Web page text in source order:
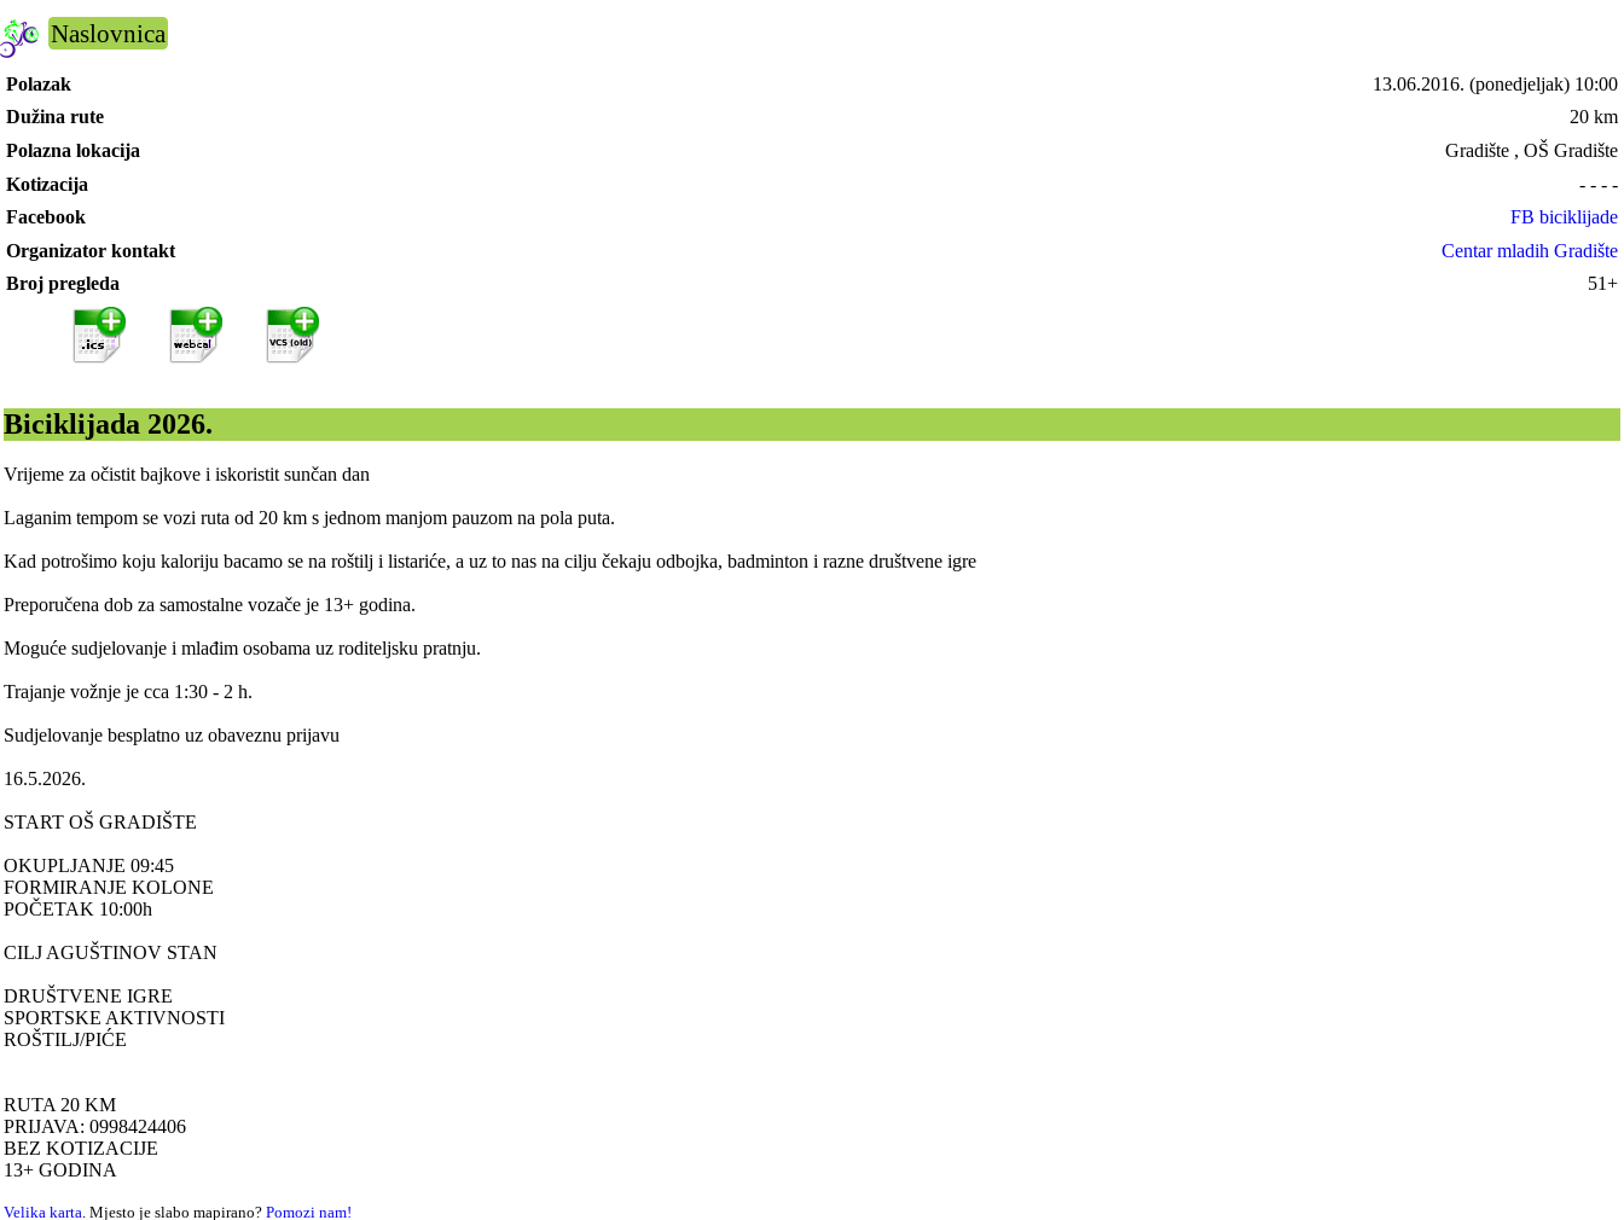
Naslovnica
Polazak 13.06.2016. (ponedjeljak) 10:00
Dužina rute
20 km
Polazna lokacija
Gradište , OŠ Gradište
Kotizacija
- - - -
Facebook
FB biciklijade
Organizator kontakt
Centar mladih Gradište
Broj pregleda
51+
Biciklijada 2026.
Vrijeme za očistit bajkove i iskoristit sunčan dan
Laganim tempom se vozi ruta od 20 km s jednom manjom pauzom na pola puta.
Kad potrošimo koju kaloriju bacamo se na roštilj i listariće, a uz to nas na cilju čekaju odbojka, badminton i razne društvene igre
Preporučena dob za samostalne vozače je 13+ godina.
Moguće sudjelovanje i mlađim osobama uz roditeljsku pratnju.
Trajanje vožnje je cca 1:30 - 2 h.
Sudjelovanje besplatno uz obaveznu prijavu
16.5.2026.
START OŠ GRADIŠTE
OKUPLJANJE 09:45
FORMIRANJE KOLONE
POČETAK 10:00h
CILJ AGUŠTINOV STAN
DRUŠTVENE IGRE
SPORTSKE AKTIVNOSTI
ROŠTILJ/PIĆE
RUTA 20 KM
PRIJAVA: 0998424406
BEZ KOTIZACIJE
13+ GODINA
Velika karta. Mjesto je slabo mapirano?Pomozi nam!